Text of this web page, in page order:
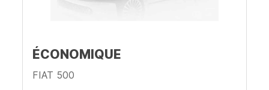
ÉCONOMIQUE
FIAT 500